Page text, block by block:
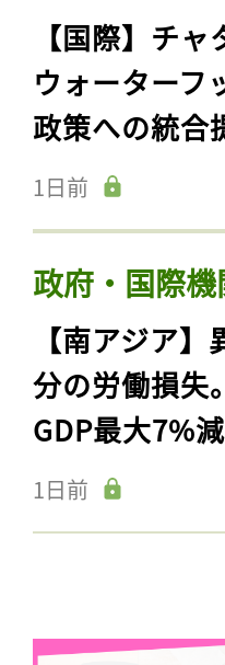
【国際】チ
ウォーターフ
政策への統合
1日前
政府・国際
【南アジア
分の労働損失
GDP最大7%
1日前